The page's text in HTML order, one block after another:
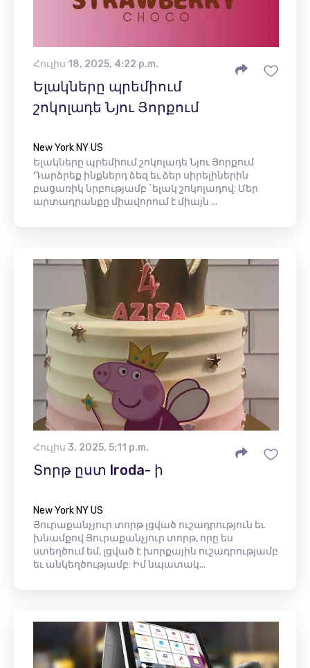
Հուլիս 18, 2025, 4:22 p.m.
Ելակները պրեմիում
շոկոլադե Նյու Յորքում
New York NY US
Ելակները պրեմիում շոկոլադե Նյու Յորքում
Դարձրեք ինքներդ ձեզ եւ ձեր սիրելիներին
բացառիկ նրբությամբ `ելակ շոկոլադով: Մեր
արտադրանքը միավորում է միայն ...
Հուլիս 3, 2025, 5:11 p.m.
Տորթ ըստ Iroda- ի
New York NY US
Յուրաքանչյուր տորթ լցված ուշադրություն եւ
խնամքով Յուրաքանչյուր տորթ, որը ես
ստեղծում եմ, լցված է խորքային ուշադրությամբ
եւ անկեղծությամբ: Իմ նպատակ...